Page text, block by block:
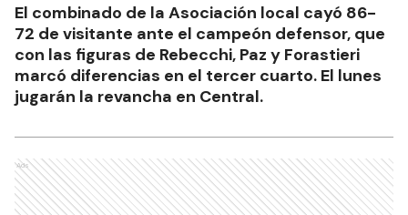
El combinado de la Asociación local cayó 86-
72 de visitante ante el campeón defensor, que
con las figuras de Rebecchi, Paz y Forastieri
marcó diferencias en el tercer cuarto. El lunes
jugarán la revancha en Central.
Ads